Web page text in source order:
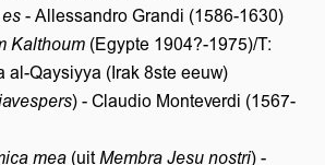
- Allessandro Grandi (1586-1630)
Kalthoum (Egypte 1904?-1975)/T:
al-Qaysiyya (Irak 8ste eeuw)
) - Claudio Monteverdi (1567-
mea (uitMembra Jesu nostri) -